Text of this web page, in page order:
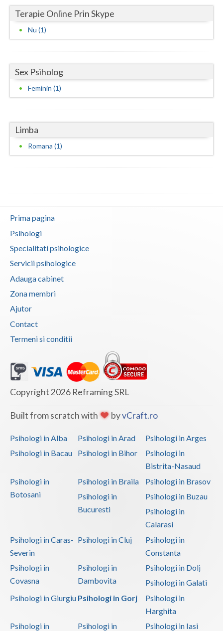
Gorj
Hunedoara
Ialomita
Ilfov
Maramures
Olt
Salaj
Satu-Mare
Suceava
Teleorman
Timis
Tulcea
Vaslui
Vrancea
Terapie Online Prin Skype
Nu (1)
Sex Psiholog
Feminin (1)
Limba
Romana (1)
Prima pagina
Psihologi
Specialitati psihologice
Servicii psihologice
Adauga cabinet
Zona membri
Ajutor
Contact
Termeni si conditii
Copyright 2026 Reframing SRL
Built from scratch with byvCraft.ro
Psihologi in Alba Psihologi in Arad
Psihologi in Arges
Psihologi in Bacau
Psihologi in Bihor
Psihologi in
Bistrita-Nasaud
Psihologi in
Botosani
Psihologi in Braila
Psihologi in Brasov
Psihologi in
Bucuresti
Psihologi in Buzau
Psihologi in
Calarasi
Psihologi in Caras-
Severin
Psihologi in Cluj
Psihologi in
Constanta
Psihologi in
Covasna
Psihologi in
Dambovita
Psihologi in Dolj
Psihologi in Galati
Psihologi in Giurgiu Psihologi in Gorj
Psihologi in
Harghita
Psihologi in
Psihologi in Psihologi in Iasi